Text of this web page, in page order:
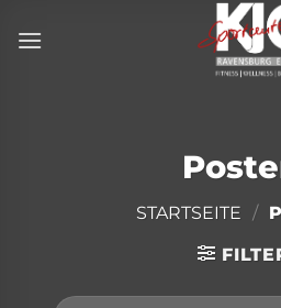
Inhalt
STARTSEITE /